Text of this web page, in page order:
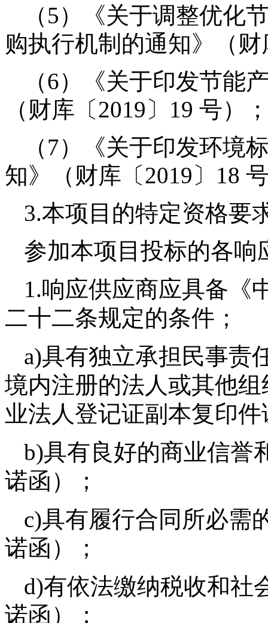
（5）《关于调整优化
购执行机制的通知》（
（6）《关于印发节能
（财库〔2019〕19 号）
（7）《关于印发环境
知》（财库〔2019〕18
3.本项目的特定资格要
参加本项目投标的各响
1.响应供应商应具备《
二十二条规定的条件；
a)具有独立承担民事责
境内注册的法人或其他
业法人登记证副本复印
b)具有良好的商业信誉
诺函）；
c)具有履行合同所必需
诺函）；
d)有依法缴纳税收和社
诺函）；